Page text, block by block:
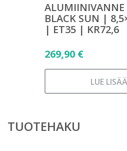
ALUMIINIVANNE
BLACK SUN |
| ET35 | KR72,6
269,90 €
LUE
TUOTEHAKU